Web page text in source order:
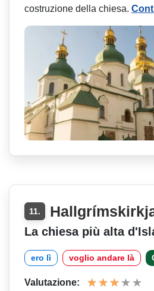
costruzione della chiesa.
11.
La chiesa più alta
ero lì voglio andare là
Valutazione: